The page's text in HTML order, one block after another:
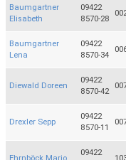
Baumgartner
Elisabeth
09422
8570-28
Baumgartner
Lena
09422
8570-34
Diewald Doreen
09422
8570-42
Drexler Sepp
09422
8570-11
Ehrnböck Mario
09422